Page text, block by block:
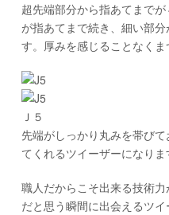
超先端部分から指あてまで
が指あてまで続き、細い部
す。厚みを感じることなくま
Ｊ５
先端がしっかり丸みを帯び
てくれるツイーザーになりま
職人だからこそ出来る技術
だと思う瞬間に出会えるツ